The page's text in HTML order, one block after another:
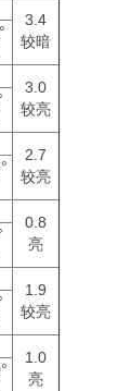
3.4
较暗
3.0
较亮
2.7
较亮
0.8
亮
1.9
较亮
1.0
亮